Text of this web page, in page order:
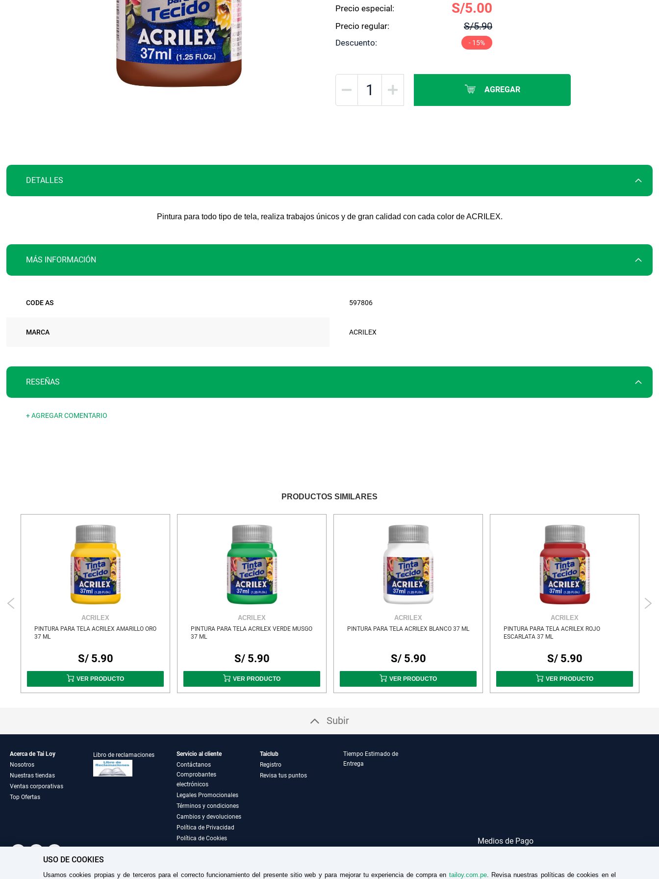
imágenes
Precio especial S/5.00
Precio regular S/5.90
Descuento - 15%
AGREGAR
DETALLES
Pintura para todo tipo de tela, realiza trabajos únicos y de gran calidad con cada color de ACRILEX.
MÁS INFORMACIÓN
información
CODE AS 597806
MARCA ACRILEX
RESEÑAS
+ AGREGAR COMENTARIO
PRODUCTOS SIMILARES
ACRILEX
PINTURA PARA TELA ACRILEX AMARILLO ORO
37 ML
S/ 5.90
VER PRODUCTO
ACRILEX
PINTURA PARA TELA ACRILEX VERDE MUSGO
37 ML
S/ 5.90
VER PRODUCTO
ACRILEX
PINTURA PARA TELA ACRILEX BLANCO 37 ML
S/ 5.90
VER PRODUCTO
ACRILEX
PINTURA PARA TELA ACRILEX ROJO
ESCARLATA 37 ML
S/ 5.90
VER PRODUCTO
Subir
Acerca de Tai Loy
Nosotros
Nuestras tiendas
Ventas corporativas
Top Ofertas
Libro de reclamaciones
Servicio al cliente
Contáctanos
Comprobantes
electrónicos
Legales Promocionales
Términos y condiciones
Cambios y devoluciones
Política de Privacidad
Política de Cookies
Taiclub
Registro
Revisa tus puntos
Tiempo Estimado de
Entrega
TAILOY S.A. RUC: 20100049181
Medios de Pago
USO DE COOKIES
Usamos cookies propias y de terceros para el correcto funcionamiento del presente sitio web y para mejorar tu experiencia de compra en tailoy.com.pe. Revisa nuestras políticas de cookies en el